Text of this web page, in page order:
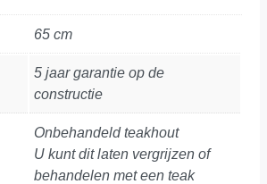
65 cm
5 jaar garantie op de
constructie
Onbehandeld teakhout
U kunt dit laten vergrijzen of
behandelen met een teak